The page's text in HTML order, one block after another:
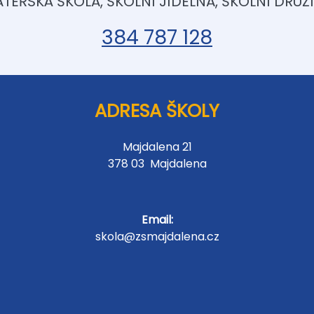
384 787 128
ADRESA ŠKOLY
Majdalena 21
378 03 Majdalena
Email:
skola@zsmajdalena.cz